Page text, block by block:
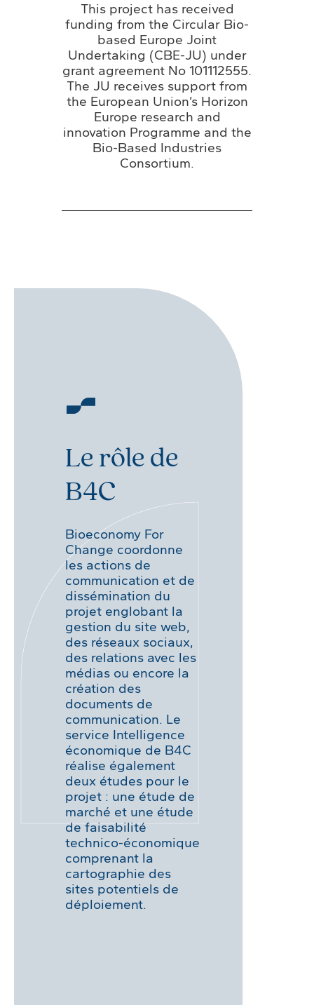
This project has received
funding from the Circular Bio-
based Europe Joint
Undertaking (CBE-JU) under
grant agreement No 101112555.
The JU receives support from
the European Union’s Horizon
Europe research and
innovation Programme and the
Bio-Based Industries
Consortium.
Le rôle de
B4C
Bioeconomy For
Change coordonne
les actions de
communication et de
dissémination du
projet englobant la
gestion du site web,
des réseaux sociaux,
des relations avec les
médias ou encore la
création des
documents de
communication. Le
service Intelligence
économique de B4C
réalise également
deux études pour le
projet : une étude de
marché et une étude
de faisabilité
technico-économique
comprenant la
cartographie des
sites potentiels de
déploiement.